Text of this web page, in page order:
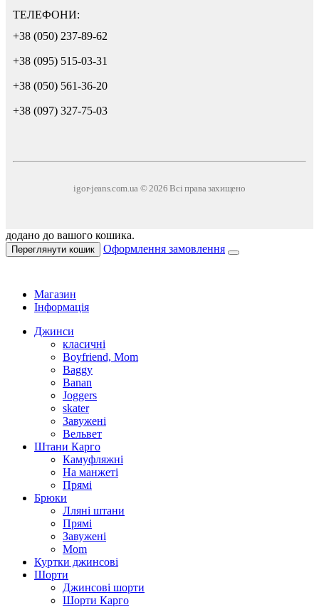
ТЕЛЕФОНИ:
+38 (050) 237-89-62
+38 (095) 515-03-31
+38 (050) 561-36-20
+38 (097) 327-75-03
igor-jeans.com.ua © 2026 Всі права захищено
додано до вашого кошика.
Переглянути кошик Оформлення замовлення
Магазин
Інформація
Джинси
класичні
Boyfriend, Mom
Baggy
Banan
Joggers
skater
Завужені
Вельвет
Штани Карго
Камуфляжні
На манжеті
Прямі
Брюки
Лляні штани
Прямі
Завужені
Mom
Куртки джинсові
Шорти
Джинсові шорти
Шорти Карго